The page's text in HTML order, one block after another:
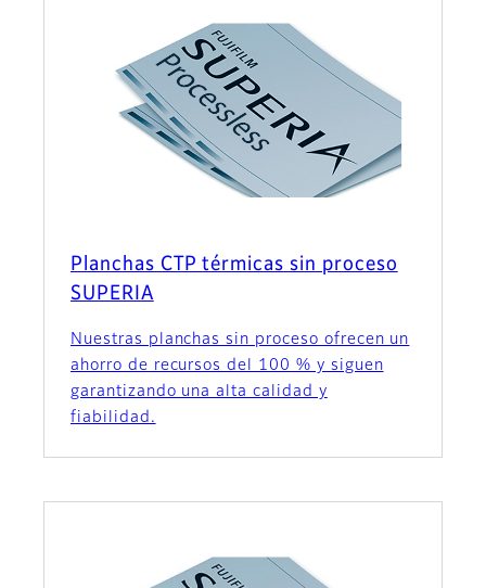
Planchas CTP térmicas sin proceso
SUPERIA
Nuestras planchas sin proceso ofrecen un
ahorro de recursos del 100 % y siguen
garantizando una alta calidad y
fiabilidad.